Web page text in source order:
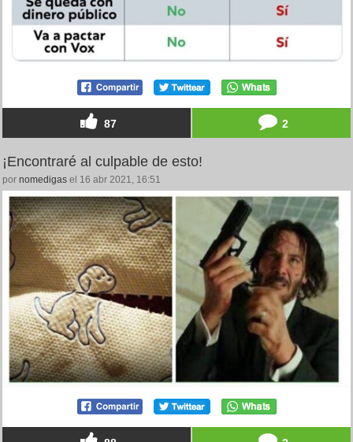
87 2
¡Encontraré al culpable de esto!
por nomedigas el 16 abr 2021, 16:51